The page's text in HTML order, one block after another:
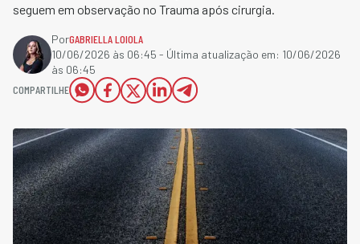
seguem em observação no Trauma após cirurgia.
PorGABRIELLA LOIOLA
10/06/2026 às 06:45 - Última atualização em: 10/06/2026
às 06:45
COMPARTILHE